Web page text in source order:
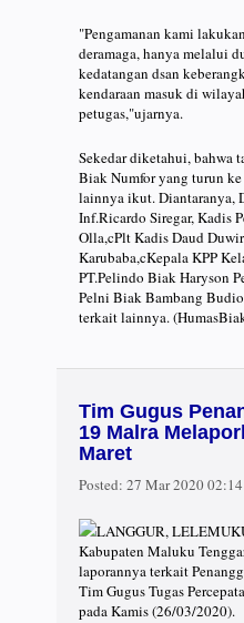
"Pengamanan kami
deramaga, hanya melalui
kedatangan dsan
kendaraan masuk di
petugas,"ujarnya.
Sekedar diketahui, bahwa
Biak Numfor yang turun
lainnya ikut. Diantaranya,
Inf.Ricardo Siregar, Kadis
Olla,cPlt Kadis Daud
Karubaba,cKepala KPP
PT.Pelindo Biak Haryson
Pelni Biak Bambang
terkait lainnya.
Tim Gugus
19 Malra
Maret
Posted: 27 Mar 2020
LANGGUR,
Kabupaten Maluku
laporannya terkait
Tim Gugus Tugas
pada Kamis (26/03/2020).